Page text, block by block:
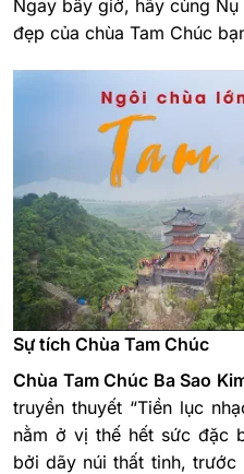
Ngay bây giờ, hãy cùng
đẹp của chùa Tam Chúc
Sự tích Chùa Tam Chúc
Chùa Tam Chúc Ba Sao
truyền thuyết “Tiền lục
nằm ở vị thế hết sức đặc
bởi dãy núi thất tinh, trước